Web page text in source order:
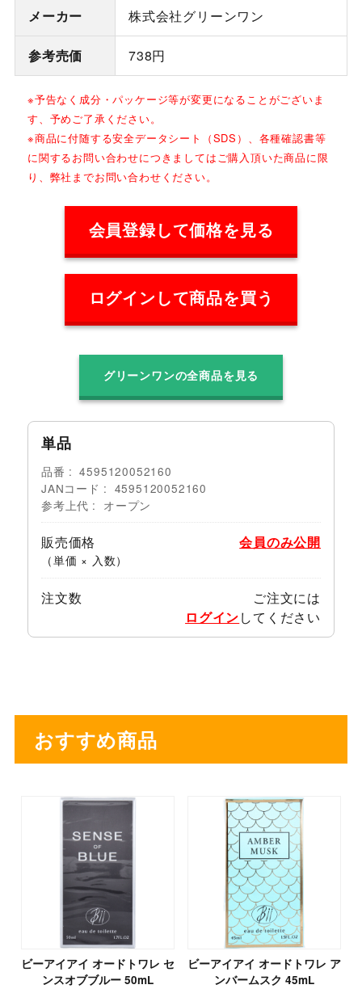
メーカー 株式会社グリーンワン
参考売価 738円
※予告なく成分・パッケージ等が変更になることがございま
す、予めご了承ください。
※商品に付随する安全データシート（SDS）、各種確認書等
に関するお問い合わせにつきましてはご購入頂いた商品に限
り、弊社までお問い合わせください。
会員登録して価格を見る
ログインして商品を買う
グリーンワンの全商品を見る
単品
品番
4595120052160
JANコード
4595120052160
参考上代
オープン
販売価格
（単価 × 入数）
会員のみ公開
注文数
ご注文には
ログインしてください
おすすめ商品
ビーアイアイ オードトワレ セ
ンスオブブルー 50mL
ビーアイアイ オードトワレ ア
ンバームスク 45mL